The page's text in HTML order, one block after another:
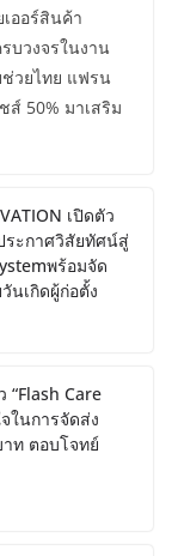
ออร์สินค้า
บวงจรในงาน
ช่วยไทย แฟรน
50% มาเสริม
เปิดตัว
ระกาศวิสัยทัศน์สู่
พร้อมจัด
นเกิดผู้ก่อตั้ง
“Flash Care
ในการจัดส่ง
ท ตอบโจทย์